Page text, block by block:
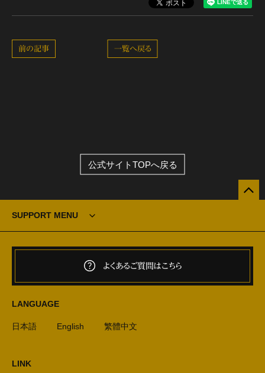
一覧へ戻る
前の記事
公式サイトTOPへ戻る
SUPPORT MENU
よくあるご質問はこちら
LANGUAGE
日本語 English 繁體中文
LINK